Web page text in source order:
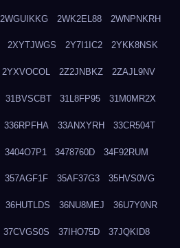
2WGUIKKG 2WK2EL88 2WNPNKRH
2XYTJWGS 2Y7I1IC2 2YKK8NSK
2YXVOCOL 2Z2JNBKZ 2ZAJL9NV
31BVSCBT 31L8FP95 31M0MR2X
336RPFHA 33ANXYRH 33CR504T
3404O7P1 3478760D 34F92RUM
357AGF1F 35AF37G3 35HVS0VG
36HUTLDS 36NU8MEJ 36U7Y0NR
37CVGS0S 37IHO75D 37JQKID8